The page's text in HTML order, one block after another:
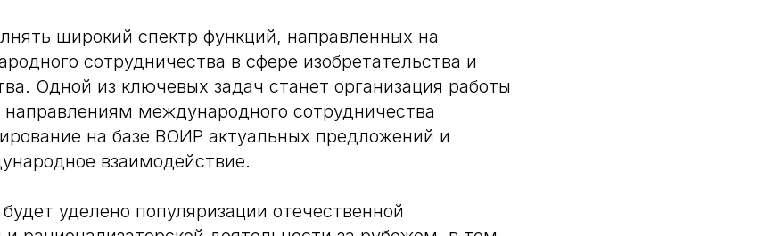
широкий спектр функций, направленных на
сотрудничества в сфере изобретательства и
Одной из ключевых задач станет организация работы
международного сотрудничества
на базе ВОИР актуальных предложений и
взаимодействие.
уделено популяризации отечественной